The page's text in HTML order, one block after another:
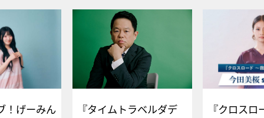
！げーみん
『タイムトラベルダデ
『クロス